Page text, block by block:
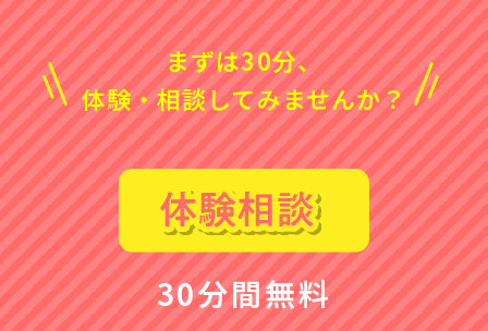
まずは30分、
体験・相談してみませんか？
30分間無料